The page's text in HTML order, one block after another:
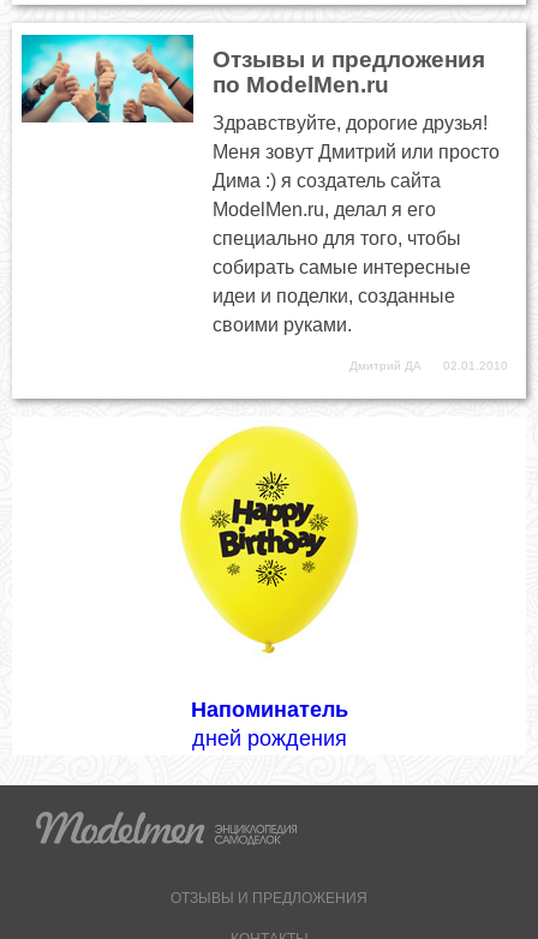
Отзывы и предложения
по ModelMen.ru
Здравствуйте, дорогие друзья!
Меня зовут Дмитрий или просто
Дима :) я создатель сайта
ModelMen.ru, делал я его
специально для того, чтобы
собирать самые интересные
идеи и поделки, созданные
своими руками.
Дмитрий ДА 02.01.2010
Напоминатель
дней рождения
ОТЗЫВЫ И ПРЕДЛОЖЕНИЯ